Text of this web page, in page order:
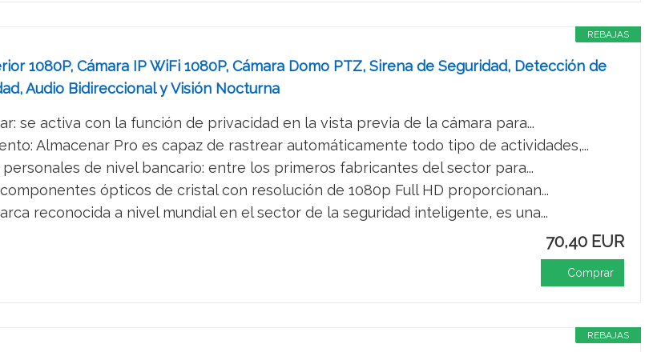
REBAJAS
1080P, Cámara IP WiFi 1080P, Cámara Domo PTZ, Sirena de Seguridad, Detección de
Audio Bidireccional y Visión Nocturna
se activa con la función de privacidad en la vista previa de la cámara para...
Almacenar Pro es capaz de rastrear automáticamente todo tipo de actividades,...
de nivel bancario: entre los primeros fabricantes del sector para...
ópticos de cristal con resolución de 1080p Full HD proporcionan...
reconocida a nivel mundial en el sector de la seguridad inteligente, es una...
70,40 EUR
Comprar
REBAJAS